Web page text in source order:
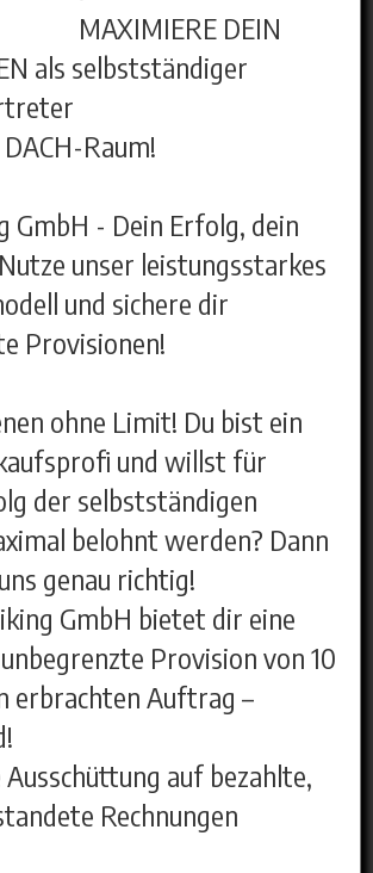
MAXIMIERE DEIN
als selbstständiger
Raum!
GmbH - Dein Erfolg, dein
unser leistungsstarkes
und sichere dir
Provisionen!
ohne Limit! Du bist ein
und willst für
der selbstständigen
belohnt werden? Dann
genau richtig!
GmbH bietet dir eine
Provision von 10
erbrachten Auftrag –
auf bezahlte,
Rechnungen